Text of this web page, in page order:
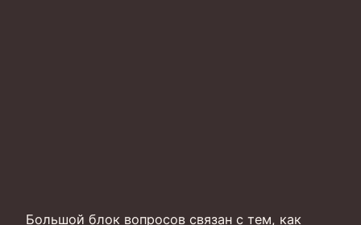
Большой блок вопросов связан с тем, как